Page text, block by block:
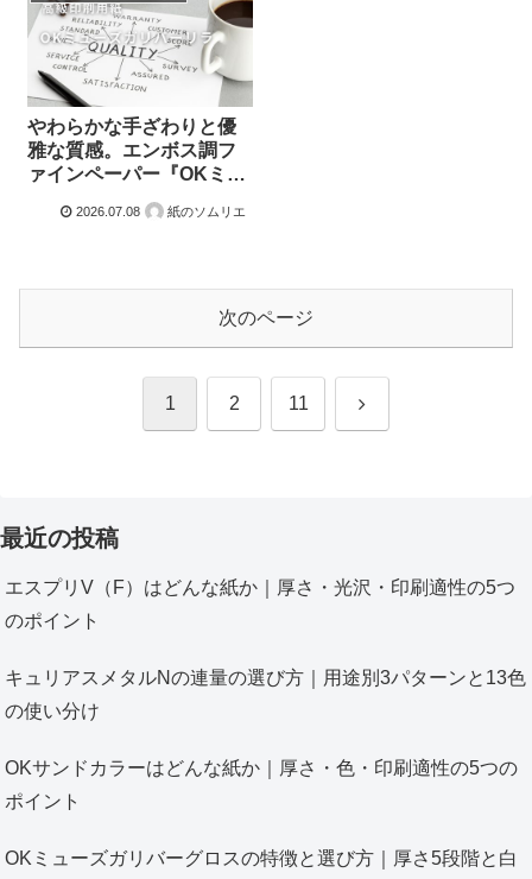
やわらかな手ざわりと優
雅な質感。エンボス調フ
ァインペーパー『OKミュ
ーズガリバーリラ』
2026.07.08 紙のソムリエ
次のページ
1 2 11 次
最近の投稿
エスプリV（F）はどんな紙か｜厚さ・光沢・印刷適性の5つ
のポイント
キュリアスメタルNの連量の選び方｜用途別3パターンと13色
の使い分け
OKサンドカラーはどんな紙か｜厚さ・色・印刷適性の5つの
ポイント
OKミューズガリバーグロスの特徴と選び方｜厚さ5段階と白